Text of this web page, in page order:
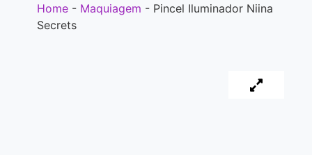
Home- Maquiagem - Pincel Iluminador Niina
Secrets